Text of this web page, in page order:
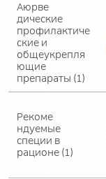
Аюрве
дические
профилактиче
ские и
общеукрепля
ющие
препараты (1)
Рекоме
ндуемые
специи в
рационе (1)